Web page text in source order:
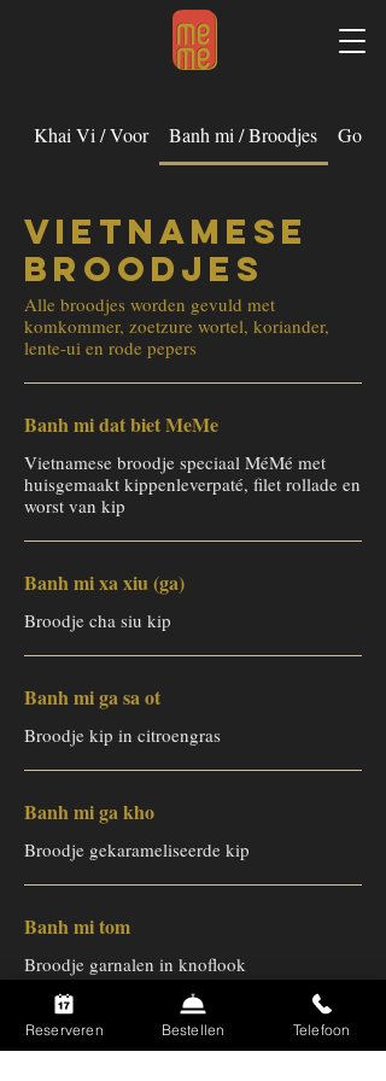
Khai Vi / Voor Banh mi / Broodjes Goi
Vietnamese
broodjes
Alle broodjes worden gevuld met
komkommer, zoetzure wortel, koriander,
lente-ui en rode pepers
Banh mi dat biet MeMe
Vietnamese broodje speciaal MéMé met
huisgemaakt kippenleverpaté, filet rollade en
worst van kip
Banh mi xa xiu (ga)
Broodje cha siu kip
Banh mi ga sa ot
Broodje kip in citroengras
Banh mi ga kho
Broodje gekarameliseerde kip
Banh mi tom
Broodje garnalen in knoflook
Banh mi trung chien
Reserveren Bestellen Telefoon